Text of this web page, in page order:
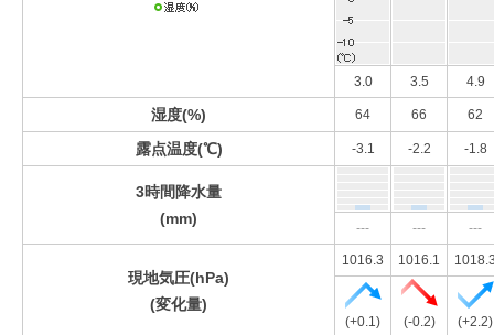
3.0 3.5 4.9
湿度(%) 64 66 62
露点温度(℃) -3.1 -2.2 -1.8
3時間降水量
(mm)
--- --- ---
現地気圧(hPa)
(変化量)
1016.3 1016.1
(+0.1) (-0.2) (+2.2)